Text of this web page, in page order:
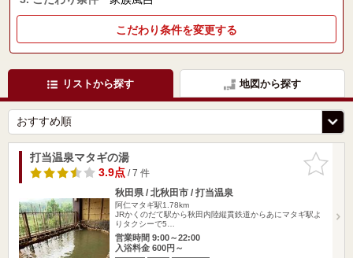
こだわり条件を変更する
リストから探す 地図から探す
お気に入
りに追加
打当温泉マタギの湯
3.9点/ 7 件
秋田県 / 北秋田市 / 打当温泉
阿仁マタギ駅1.78km
JRかくのだて駅から秋田内陸縦貫鉄道からあにマタギ駅よ
りタクシーで5…
営業時間 9:00～22:00
入浴料金 600円～